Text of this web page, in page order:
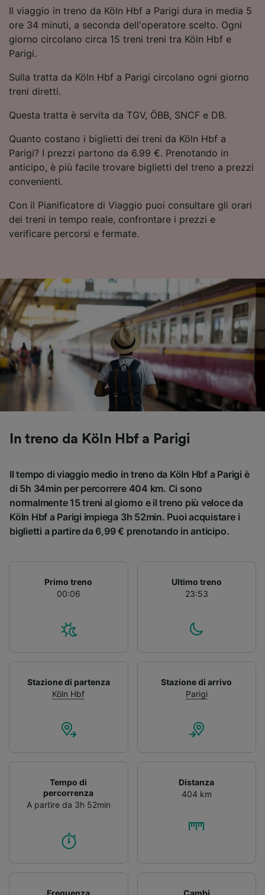
Il viaggio in treno da Köln Hbf a Parigi dura in media 5
ore 34 minuti, a seconda dell'operatore scelto. Ogni
giorno circolano circa 15 treni treni tra Köln Hbf e
Parigi.
Sulla tratta da Köln Hbf a Parigi circolano ogni giorno
treni diretti.
Questa tratta è servita da TGV, ÖBB, SNCF e DB.
Quanto costano i biglietti dei treni da Köln Hbf a
Parigi? I prezzi partono da 6.99 €. Prenotando in
anticipo, è più facile trovare biglietti del treno a prezzi
convenienti.
Con il Pianificatore di Viaggio puoi consultare gli orari
dei treni in tempo reale, confrontare i prezzi e
verificare percorsi e fermate.
In treno da Köln Hbf a Parigi
Il tempo di viaggio medio in treno da Köln Hbf a Parigi è
di 5h 34min per percorrere 404 km. Ci sono
normalmente 15 treni al giorno e il treno più veloce da
Köln Hbf a Parigi impiega 3h 52min. Puoi acquistare i
biglietti a partire da 6,99 € prenotando in anticipo.
Primo treno
00:06
Ultimo treno
23:53
Stazione di partenza
Köln Hbf
Stazione di arrivo
Parigi
Tempo di
percorrenza
A partire da 3h 52min
Distanza
404 km
Utilizzare dati di geolocalizzazione precisi.
Scansione attiva delle caratteristiche del
dispositivo ai fini dell’identificazione.
Archiviare informazioni su dispositivo e/o
accedervi. Pubblicità e contenuti
dei contenuti e degli annunci, ricerche sul
pubblico, sviluppo di servizi.
Elenco dei partner (fornitori)